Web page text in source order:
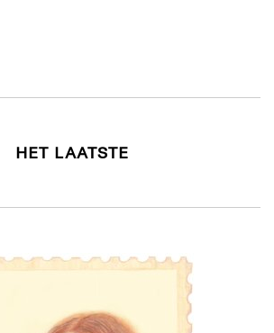
HET LAATSTE